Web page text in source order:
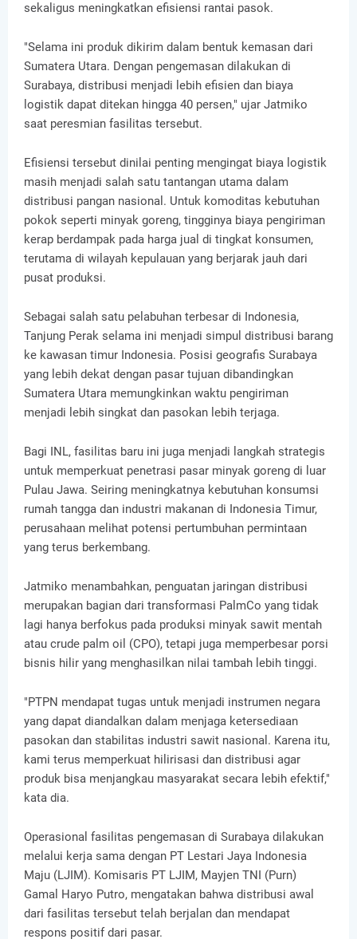
sekaligus meningkatkan efisiensi rantai pasok.
"Selama ini produk dikirim dalam bentuk kemasan dari
Sumatera Utara. Dengan pengemasan dilakukan di
Surabaya, distribusi menjadi lebih efisien dan biaya
logistik dapat ditekan hingga 40 persen," ujar Jatmiko
saat peresmian fasilitas tersebut.
Efisiensi tersebut dinilai penting mengingat biaya logistik
masih menjadi salah satu tantangan utama dalam
distribusi pangan nasional. Untuk komoditas kebutuhan
pokok seperti minyak goreng, tingginya biaya pengiriman
kerap berdampak pada harga jual di tingkat konsumen,
terutama di wilayah kepulauan yang berjarak jauh dari
pusat produksi.
Sebagai salah satu pelabuhan terbesar di Indonesia,
Tanjung Perak selama ini menjadi simpul distribusi barang
ke kawasan timur Indonesia. Posisi geografis Surabaya
yang lebih dekat dengan pasar tujuan dibandingkan
Sumatera Utara memungkinkan waktu pengiriman
menjadi lebih singkat dan pasokan lebih terjaga.
Bagi INL, fasilitas baru ini juga menjadi langkah strategis
untuk memperkuat penetrasi pasar minyak goreng di luar
Pulau Jawa. Seiring meningkatnya kebutuhan konsumsi
rumah tangga dan industri makanan di Indonesia Timur,
perusahaan melihat potensi pertumbuhan permintaan
yang terus berkembang.
Jatmiko menambahkan, penguatan jaringan distribusi
merupakan bagian dari transformasi PalmCo yang tidak
lagi hanya berfokus pada produksi minyak sawit mentah
atau crude palm oil (CPO), tetapi juga memperbesar porsi
bisnis hilir yang menghasilkan nilai tambah lebih tinggi.
"PTPN mendapat tugas untuk menjadi instrumen negara
yang dapat diandalkan dalam menjaga ketersediaan
pasokan dan stabilitas industri sawit nasional. Karena itu,
kami terus memperkuat hilirisasi dan distribusi agar
produk bisa menjangkau masyarakat secara lebih efektif,"
kata dia.
Operasional fasilitas pengemasan di Surabaya dilakukan
melalui kerja sama dengan PT Lestari Jaya Indonesia
Maju (LJIM). Komisaris PT LJIM, Mayjen TNI (Purn)
Gamal Haryo Putro, mengatakan bahwa distribusi awal
dari fasilitas tersebut telah berjalan dan mendapat
respons positif dari pasar.